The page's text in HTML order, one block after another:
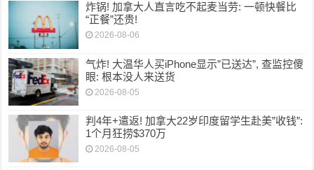
炸锅! 加拿大人直言吃不起麦当劳: 一顿快餐比
“正餐”还贵!
2026-08-06
气炸! 大温华人买iPhone显示”已送达”, 查监控傻
眼: 根本没人来送货
2026-08-05
判4年+遣返! 加拿大22岁印度留学生赴美”收钱”:
1个月狂捞$370万
2026-08-05